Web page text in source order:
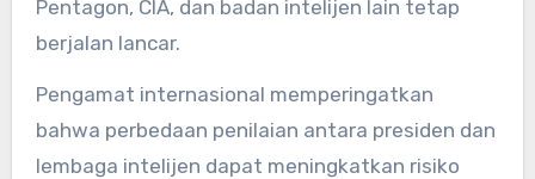
Pentagon, CIA, dan badan intelijen lain tetap
berjalan lancar.
Pengamat internasional memperingatkan
bahwa perbedaan penilaian antara presiden dan
lembaga intelijen dapat meningkatkan risiko